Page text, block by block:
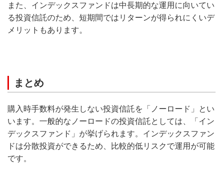
また、インデックスファンドは中長期的な運用に向いてい
る投資信託のため、短期間ではリターンが得られにくいデ
メリットもあります。
まとめ
購入時手数料が発生しない投資信託を「ノーロード」とい
います。一般的なノーロードの投資信託としては、「イン
デックスファンド」が挙げられます。インデックスファン
ドは分散投資ができるため、比較的低リスクで運用が可能
です。